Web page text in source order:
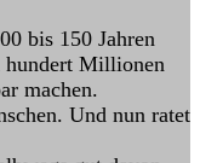
bis 150 Jahren
hundert Millionen
machen.
Und nun ratet